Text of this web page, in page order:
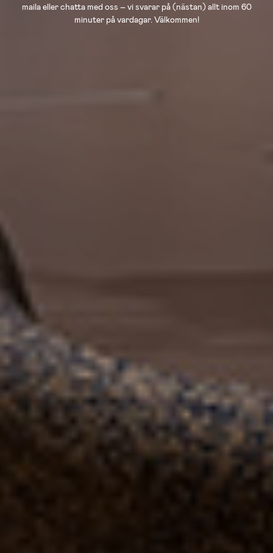
maila eller chatta med oss – vi svarar på (nästan) allt inom 60
minuter på vardagar. Välkommen!